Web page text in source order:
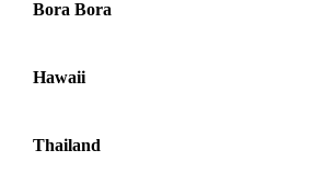
Bora Bora
Hawaii
Thailand